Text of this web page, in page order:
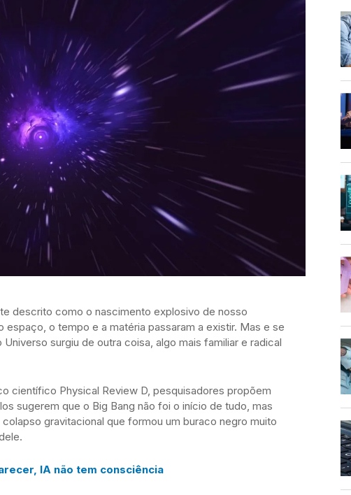
descrito como o nascimento explosivo de nosso
espaço, o tempo e a matéria passaram a existir. Mas e se
surgiu de outra coisa, algo mais familiar e radical
científico Physical Review D, pesquisadores propõem
sugerem que o Big Bang não foi o início de tudo, mas
gravitacional que formou um buraco negro muito
IA não tem consciência